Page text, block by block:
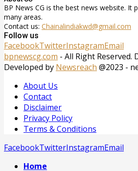
BP News CG is the best news website. It
many areas.
Contact us: Chainalindiakwd@gmail.com
Follow us
FacebookTwitterInstagramEmail
bpnewscg.com - All Right Reserved.
Developed by Newsreach @2023 -
About Us
Contact
Disclaimer
Privacy Policy
Terms & Conditions
FacebookTwitterInstagramEmail
Home